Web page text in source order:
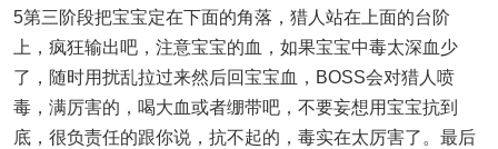
5第三阶段把宝宝定在下面的角落，猎人站在上面的台阶
上，疯狂输出吧，注意宝宝的血，如果宝宝中毒太深血少
了，随时用扰乱拉过来然后回宝宝血，BOSS会对猎人喷
毒，满厉害的，喝大血或者绷带吧，不要妄想用宝宝抗到
底，很负责任的跟你说，抗不起的，毒实在太厉害了。最后